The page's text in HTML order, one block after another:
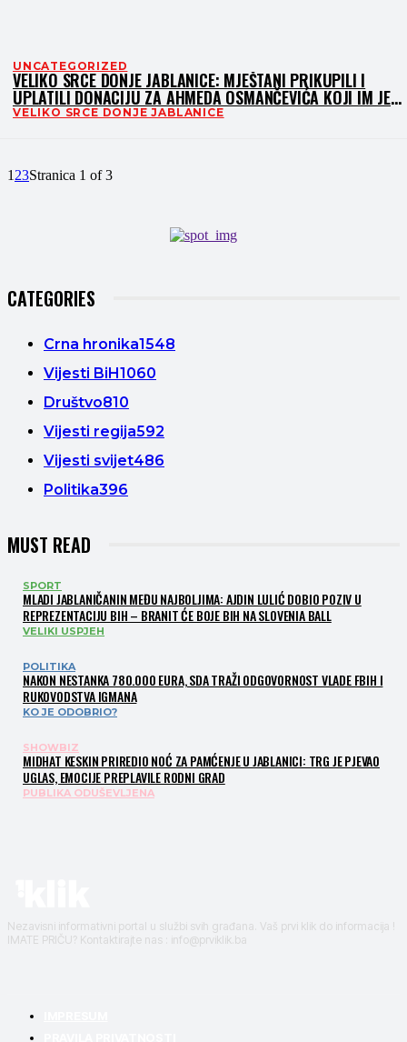
UNCATEGORIZED
VELIKO SRCE DONJE JABLANICE: MJEŠTANI PRIKUPILI I
UPLATILI DONACIJU ZA AHMEDA OSMANČEVIĆA KOJI IM JE
POMAGAO TOKOM POPLAVA
VELIKO SRCE DONJE JABLANICE
1 23Stranica 1 of 3
CATEGORIES
Crna hronika1548
Vijesti BiH1060
Društvo810
Vijesti regija592
Vijesti svijet486
Politika396
MUST READ
SPORT
MLADI JABLANIČANIN MEĐU NAJBOLJIMA: AJDIN LULIĆ DOBIO POZIV U
REPREZENTACIJU BIH – BRANIT ĆE BOJE BIH NA SLOVENIA BALL
VELIKI USPJEH
POLITIKA
NAKON NESTANKA 780.000 EURA, SDA TRAŽI ODGOVORNOST VLADE FBIH I
RUKOVODSTVA IGMANA
KO JE ODOBRIO?
SHOWBIZ
MIDHAT KESKIN PRIREDIO NOĆ ZA PAMĆENJE U JABLANICI: TRG JE PJEVAO
UGLAS, EMOCIJE PREPLAVILE RODNI GRAD
PUBLIKA ODUŠEVLJENA
Nezavisni informativni portal u službi svih građana. Vaš prvi klik do informacija !
IMATE PRIČU? Kontaktirajte nas : info@prviklik.ba